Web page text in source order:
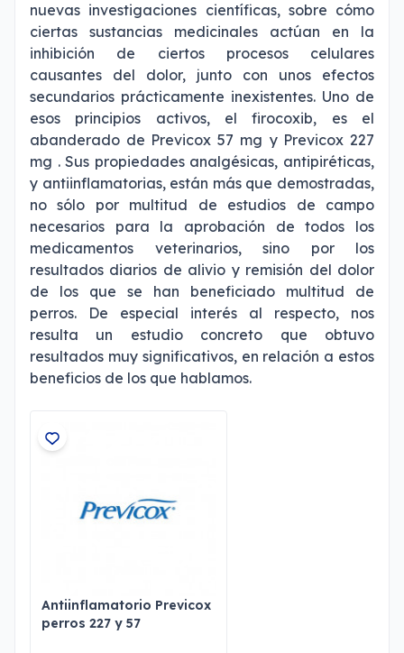
nuevas investigaciones científicas, sobre cómo
ciertas sustancias medicinales actúan en la
inhibición de ciertos procesos celulares
causantes del dolor, junto con unos efectos
secundarios prácticamente inexistentes. Uno de
esos principios activos, el firocoxib, es el
abanderado de Previcox 57 mg y Previcox 227
mg . Sus propiedades analgésicas, antipiréticas,
y antiinflamatorias, están más que demostradas,
no sólo por multitud de estudios de campo
necesarios para la aprobación de todos los
medicamentos veterinarios, sino por los
resultados diarios de alivio y remisión del dolor
de los que se han beneficiado multitud de
perros. De especial interés al respecto, nos
resulta un estudio concreto que obtuvo
resultados muy significativos, en relación a estos
beneficios de los que hablamos.
Antiinflamatorio Previcox
perros 227 y 57